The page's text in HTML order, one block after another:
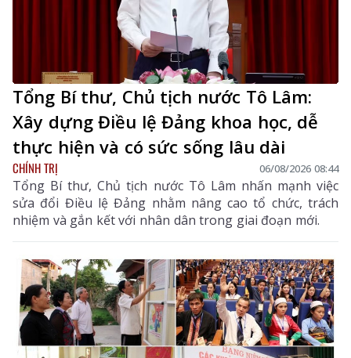
Tổng Bí thư, Chủ tịch nước Tô Lâm:
Xây dựng Điều lệ Đảng khoa học, dễ
thực hiện và có sức sống lâu dài
CHÍNH TRỊ 06/08/2026 08:44
Tổng Bí thư, Chủ tịch nước Tô Lâm nhấn mạnh việc
sửa đổi Điều lệ Đảng nhằm nâng cao tổ chức, trách
nhiệm và gắn kết với nhân dân trong giai đoạn mới.